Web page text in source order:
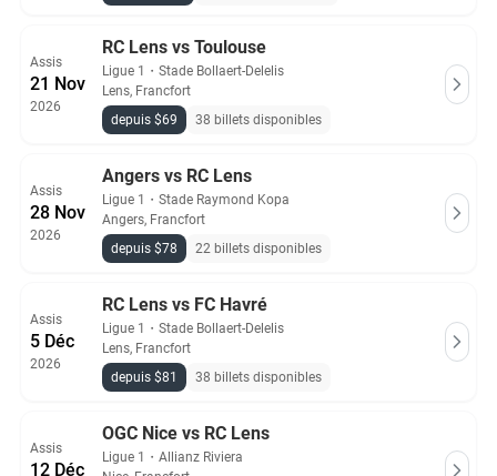
Assis
21 Nov
2026
RC Lens vs Toulouse
Ligue 1 ・ Stade Bollaert-Delelis
Lens, Francfort
depuis $69
38 billets disponibles
Assis
28 Nov
2026
Angers vs RC Lens
Ligue 1 ・ Stade Raymond Kopa
Angers, Francfort
depuis $78
22 billets disponibles
Assis
5 Déc
2026
RC Lens vs FC Havré
Ligue 1 ・ Stade Bollaert-Delelis
Lens, Francfort
depuis $81
38 billets disponibles
Assis
12 Déc
OGC Nice vs RC Lens
Ligue 1 ・ Allianz Riviera